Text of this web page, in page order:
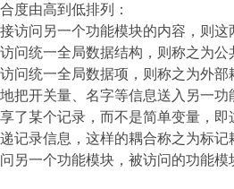
度由高到低排列：
访问另一个功能模块的内容，则这
问统一全局数据结构，则称之为公
问统一全局数据项，则称之为外部
把开关量、名字等信息送入另一功
了某个记录，而不是简单变量，
记录信息，这样的耦合称之为标记
另一个功能模块，被访问的功能